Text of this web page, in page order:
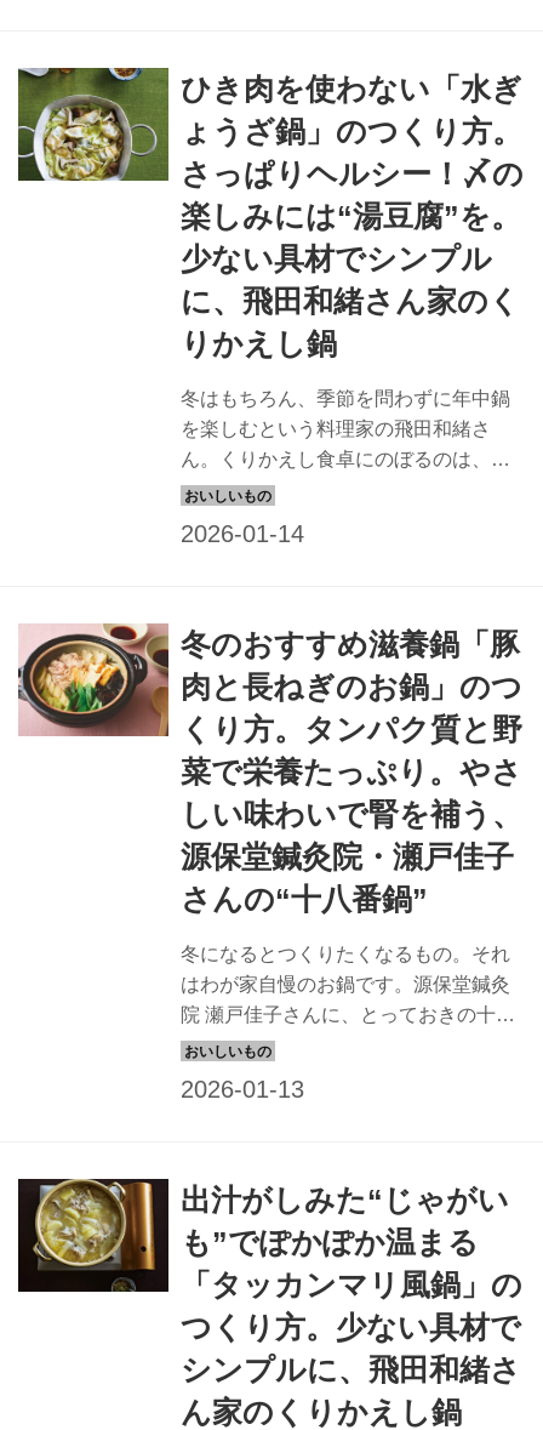
かを思い浮かべながら、いつもと違う
鍋料理を楽しんでみませんか。 （『天
然生活』2025年2月号掲載）
ひき肉を使わない「水ぎ
ょうざ鍋」のつくり方。
さっぱりヘルシー！〆の
楽しみには“湯豆腐”を。
少ない具材でシンプル
に、飛田和緒さん家のく
りかえし鍋
冬はもちろん、季節を問わずに年中鍋
を楽しむという料理家の飛田和緒さ
ん。くりかえし食卓にのぼるのは、ど
れも少ない材料でつくれるシンプルな
冬のおすすめ滋養鍋「豚
肉と長ねぎのお鍋」のつ
くり方。タンパク質と野
菜で栄養たっぷり。やさ
しい味わいで腎を補う、
源保堂鍼灸院・瀬戸佳子
さんの“十八番鍋”
冬になるとつくりたくなるもの。それ
はわが家自慢のお鍋です。源保堂鍼灸
院 瀬戸佳子さんに、とっておきの十八
番鍋「豚肉と長ねぎのお鍋」のつくり
理を楽しんでみませんか。 （『天然生
活』2025年2月号掲載）
出汁がしみた“じゃがい
も”でぽかぽか温まる
「タッカンマリ風鍋」の
つくり方。少ない具材で
シンプルに、飛田和緒さ
ん家のくりかえし鍋